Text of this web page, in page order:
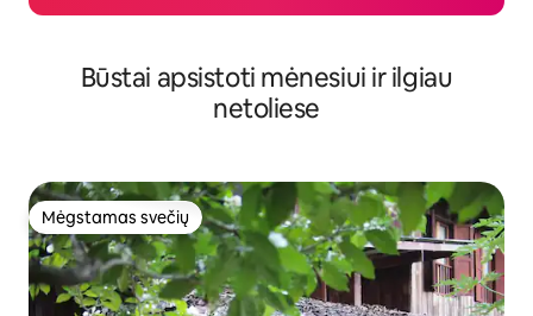
Būstai apsistoti mėnesiui ir ilgiau
netoliese
Mėgstamas svečių
Mėgstamas svečių